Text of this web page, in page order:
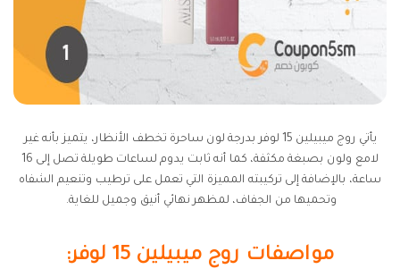
يأتي روج ميبيلين 15 لوفر بدرجة لون ساحرة تخطف الأنظار، يتميز بأنه غير
لامع ولون بصبغة مكثفة، كما أنه ثابت يدوم لساعات طويلة تصل إلى 16
ساعة، بالإضافة إلى تركيبته المميزة التي تعمل على ترطيب وتنعيم الشفاه
وتحميها من الجفاف، لمظهر نهائي أنيق وجميل للغاية.
مواصفات روج ميبيلين 15 لوفر: